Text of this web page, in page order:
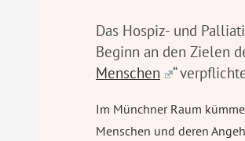
Das Hospiz- und
Beginn an den Zielen
Menschen
“
Im Münchner Raum
Menschen und deren